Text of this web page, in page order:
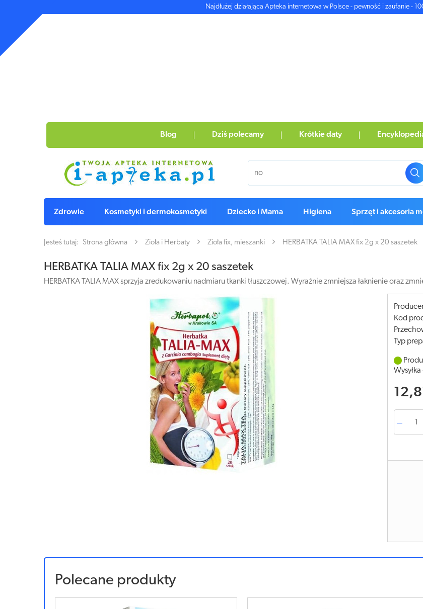
Najdłużej działająca Apteka internetowa w Polsce - pewność i zaufanie -
Blog Dziś polecamy Krótkie daty
Zdrowie Kosmetyki i dermokosmetyki Dziecko i Mama Higiena Sprzęt i akcesoria
Jesteś tutaj: Strona główna Zioła i Herbaty Zioła fix, mieszanki HERBATKA TALIA MAX fix 2g x 20 saszetek
HERBATKA TALIA MAX fix 2g x 20 saszetek
HERBATKA TALIA MAX sprzyja zredukowaniu nadmiaru tkanki tłuszczowej. Wyraźnie zmniejsza łaknienie oraz
Kod
Typ
Polecane produkty